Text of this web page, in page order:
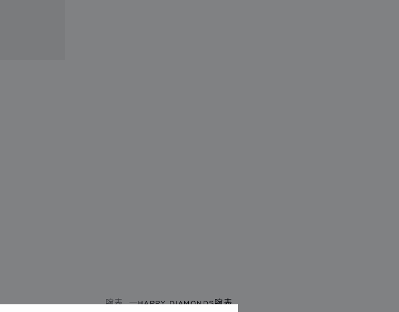
腕表 HAPPY DIAMONDS腕表